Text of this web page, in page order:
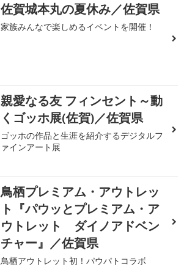
佐賀城本丸の夏休み／佐賀県
家族みんなで楽しめるイベントを開催！
親愛なる友 フィンセント～動
くゴッホ展(佐賀)／佐賀県
ゴッホの作品と生涯を紹介するデジタルフ
ァインアート展
鳥栖プレミアム・アウトレッ
ト『パウッとプレミアム・ア
ウトレット ダイノアドベン
チャー』／佐賀県
鳥栖アウトレット初！パウパトコラボ